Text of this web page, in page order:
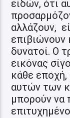
ειδών, ότι
αλλάζουν,
επιβιώνουν
δυνατοί. Ο
εικόνας
κάθε
αυτών των
μπορούν να